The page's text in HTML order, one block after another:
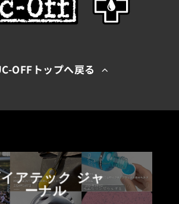
OFFトップへ戻る
アテック ジャ
ーナル